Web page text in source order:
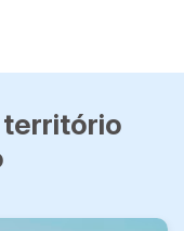
território